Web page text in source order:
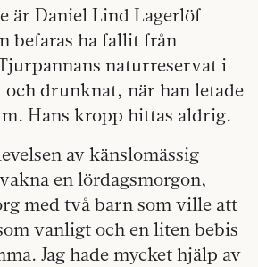
är Daniel Lind Lagerlöf
befaras ha fallit från
naturreservat i
och drunknat, när han letade
Hans kropp hittas aldrig.
av känslomässig
en lördagsmorgon,
med två barn som ville att
vanligt och en liten bebis
Jag hade mycket hjälp av